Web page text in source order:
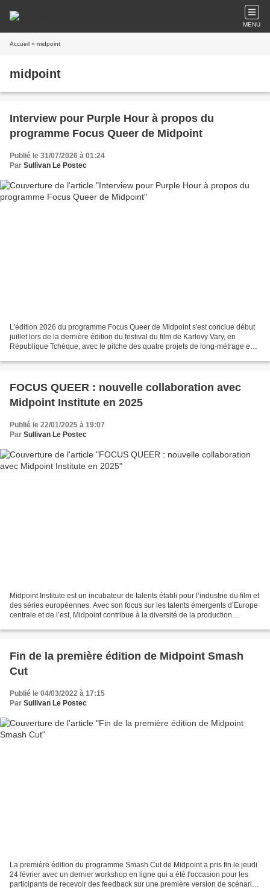
MENU
Accueil » midpoint
midpoint
Interview pour Purple Hour à propos du
programme Focus Queer de Midpoint
Publié le 31/07/2026 à 01:24
Par Sullivan Le Postec
L'édition 2026 du programme Focus Queer de Midpoint s'est conclue début
juillet lors de la dernière édition du festival du film de Karlovy Vary, en
République Tchèque, avec le pitche des quatre projets de long-métrage en
FOCUS QUEER : nouvelle collaboration avec
Midpoint Institute en 2025
Publié le 22/01/2025 à 19:07
Par Sullivan Le Postec
Midpoint Institute est un incubateur de talents établi pour l’industrie du film et
des séries européennes. Avec son focus sur les talents émergents d’Europe
centrale et de l’est, Midpoint contribue à la diversité de la production
Fin de la première édition de Midpoint Smash
Cut
Publié le 04/03/2022 à 17:15
Par Sullivan Le Postec
La première édition du programme Smash Cut de Midpoint a pris fin le jeudi
24 février avec un dernier workshop en ligne qui a été l'occasion pour les
participants de recevoir des feedback sur une première version de scénario